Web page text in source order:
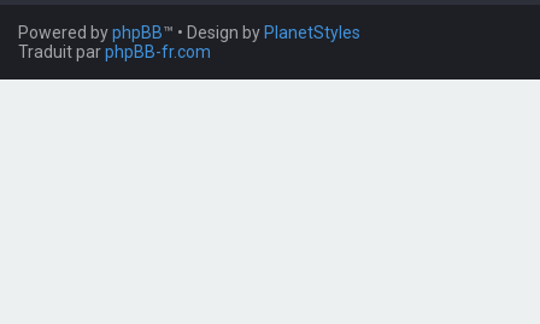
Powered byphpBB™ • Design by PlanetStyles
Traduit parphpBB-fr.com